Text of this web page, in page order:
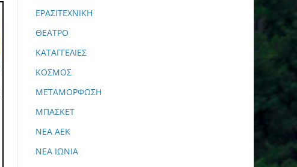
ΕΡΑΣΙΤΕΧΝΙΚΗ
ΘΕΑΤΡΟ
ΚΑΤΑΓΓΕΛΙΕΣ
ΚΟΣΜΟΣ
ΜΕΤΑΜΟΡΦΩΣΗ
ΜΠΑΣΚΕΤ
ΝΕΑ ΑΕΚ
ΝΕΑ ΙΩΝΙΑ